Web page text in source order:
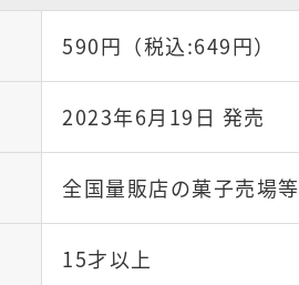
590円（税込:649円）
2023年6月19日 発売
全国量販店の菓子売場等
15才以上